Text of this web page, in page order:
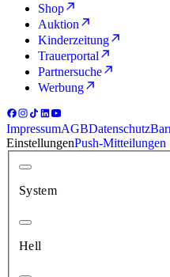
Shop
Auktion
Kinderzeitung
Trauerportal
Partnersuche
Werbung
ImpressumAGBDatenschutz
EinstellungenPush-Mitteilungen
System
Hell